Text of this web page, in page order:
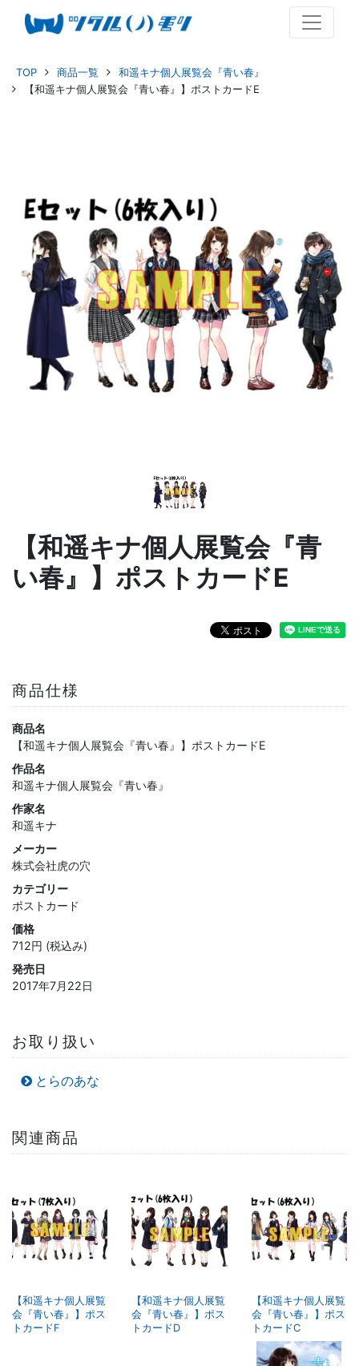
TOP 商品一覧
和遥キナ個人展覧会『青い春』
【和遥キナ個人展覧会『青い春』】ポストカードE
【和遥キナ個人展覧会『青
い春』】ポストカードE
商品仕様
商品名
【和遥キナ個人展覧会『青い春』】ポストカードE
作品名
和遥キナ個人展覧会『青い春』
作家名
和遥キナ
メーカー
株式会社虎の穴
カテゴリー
ポストカード
価格
712円 (税込み)
発売日
2017年7月22日
お取り扱い
とらのあな
関連商品
【和遥キナ個人展覧
会『青い春』】ポス
トカードF
【和遥キナ個人展覧
会『青い春』】ポス
トカードD
【和遥キナ個人展覧
会『青い春』】ポス
トカードC